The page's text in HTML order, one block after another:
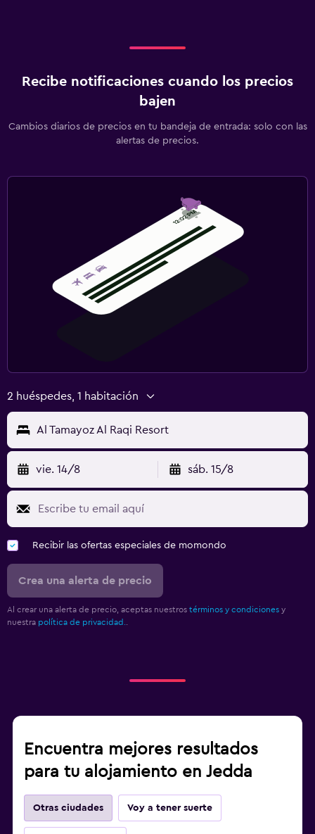
Recibe notificaciones cuando los precios
bajen
Cambios diarios de precios en tu bandeja de entrada: solo con las
alertas de precios.
2 huéspedes, 1 habitación
Al Tamayoz Al Raqi Resort
vie. 14/8 sáb. 15/8
Recibir las ofertas especiales de momondo
Crea una alerta de precio
Al crear una alerta de precio, aceptas nuestros términos y condiciones y
nuestra política de privacidad.
Encuentra mejores resultados
para tu alojamiento en Jedda
Otras ciudades Voy a tener suerte